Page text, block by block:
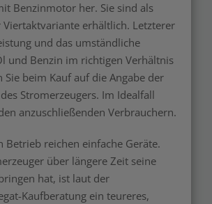
Benzinmotor her. Sie sind als
erhältlich. Letzterer
und das umständliche
und Benzin im richtigen Verhältnis
Sie beim Kauf auf die Angabe der
Stromerzeugers. Im Idealfall
anzuschließenden Verbrauchern.
Betrieb reichen einfache Geräte.
über längere Zeit seine
hat, ist laut der
Kaufberatung ein teureres,